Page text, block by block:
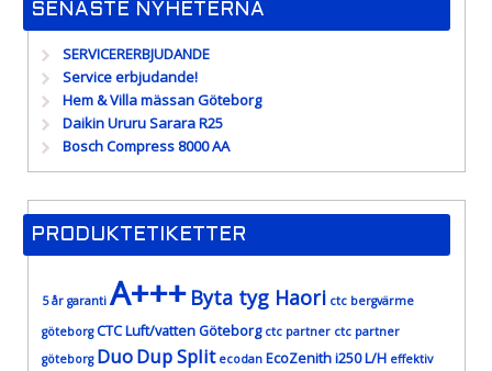
SENASTE NYHETERNA
SERVICERERBJUDANDE
Service erbjudande!
Hem & Villa mässan Göteborg
Daikin Ururu Sarara R25
Bosch Compress 8000 AA
PRODUKTETIKETTER
5 år garanti A+++ Byta tyg Haori ctc bergvärme
göteborg CTC Luft/vatten Göteborg ctc partner ctc partner
göteborg DuoDup Split ecodan EcoZenith i250 L/H effektiv